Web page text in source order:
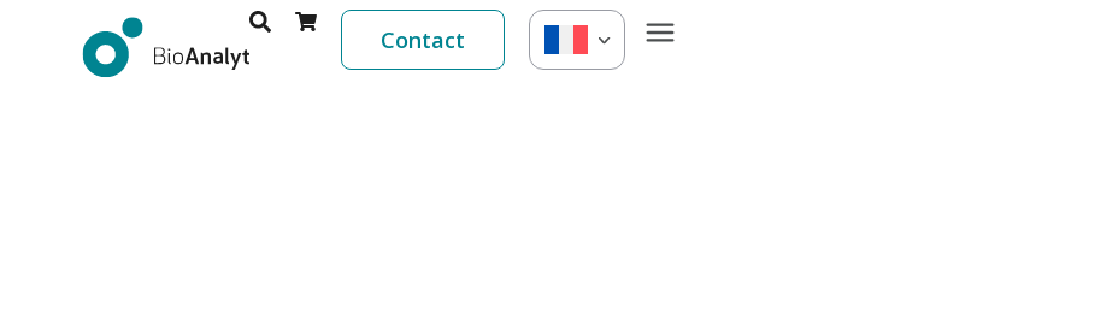
Contact